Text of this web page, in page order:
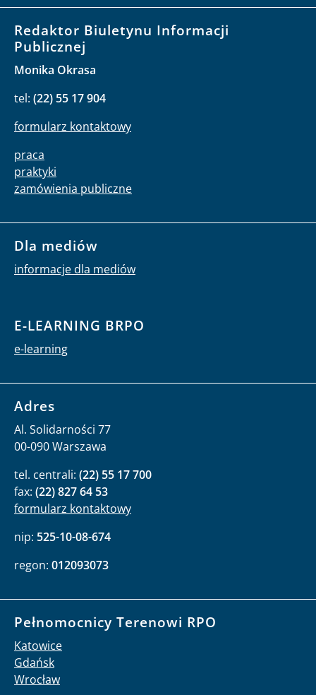
Redaktor Biuletynu Informacji
Publicznej
Monika Okrasa
tel: (22) 55 17 904
formularz kontaktowy
praca
praktyki
zamówienia publiczne
Dla mediów
informacje dla mediów
E-LEARNING BRPO
e-learning
Adres
Al. Solidarności 77
00-090 Warszawa
tel. centrali: (22) 55 17 700
fax: (22) 827 64 53
formularz kontaktowy
nip: 525-10-08-674
regon: 012093073
Pełnomocnicy Terenowi RPO
Katowice
Gdańsk
Wrocław